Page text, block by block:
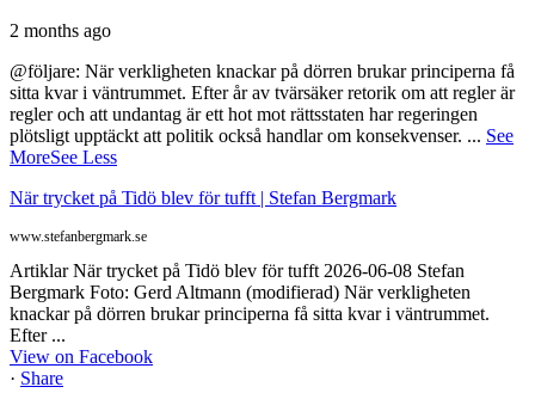
2 months ago
@följare: När verkligheten knackar på dörren brukar principerna få
sitta kvar i väntrummet. Efter år av tvärsäker retorik om att regler är
regler och att undantag är ett hot mot rättsstaten har regeringen
plötsligt upptäckt att politik också handlar om konsekvenser. ... See
MoreSee Less
När trycket på Tidö blev för tufft | Stefan Bergmark
www.stefanbergmark.se
Artiklar När trycket på Tidö blev för tufft 2026-06-08 Stefan
Bergmark Foto: Gerd Altmann (modifierad) När verkligheten
knackar på dörren brukar principerna få sitta kvar i väntrummet.
Efter ...
View on Facebook
· Share